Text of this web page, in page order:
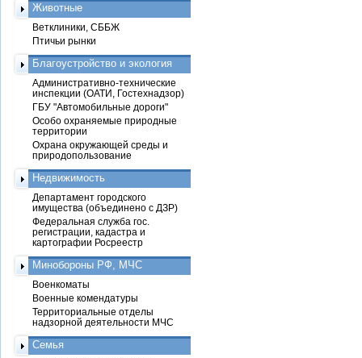
Животные
Ветклиники, СББЖ
Птичьи рынки
Благоустройство и экология
Административно-технические
инспекции (ОАТИ, Гостехнадзор)
ГБУ "Автомобильные дороги"
Особо охраняемые природные
территории
Охрана окружающей среды и
природопользование
Недвижимость
Департамент городского
имущества (объединено с ДЗР)
Федеральная служба гос.
регистрации, кадастра и
картографии Росреестр
Минобороны РФ, МЧС
Военкоматы
Военные комендатуры
Территориальные отделы
надзорной деятельности МЧС
Семья